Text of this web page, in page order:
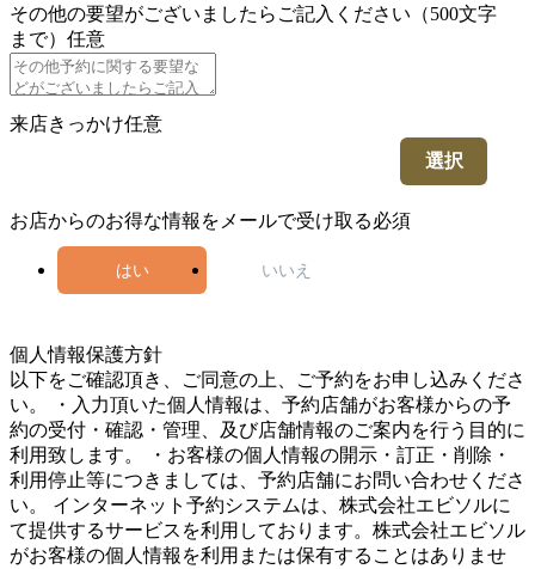
その他の要望がございましたらご記入ください（500文字
まで） 任意
来店きっかけ任意
選択
お店からのお得な情報をメールで受け取る必須
はい いいえ
個人情報保護方針
以下をご確認頂き、ご同意の上、ご予約をお申し込みくださ
い。 ・入力頂いた個人情報は、予約店舗がお客様からの予
約の受付・確認・管理、及び店舗情報のご案内を行う目的に
利用致します。 ・お客様の個人情報の開示・訂正・削除・
利用停止等につきましては、予約店舗にお問い合わせくださ
い。 インターネット予約システムは、株式会社エビソルに
て提供するサービスを利用しております。株式会社エビソル
がお客様の個人情報を利用または保有することはありませ